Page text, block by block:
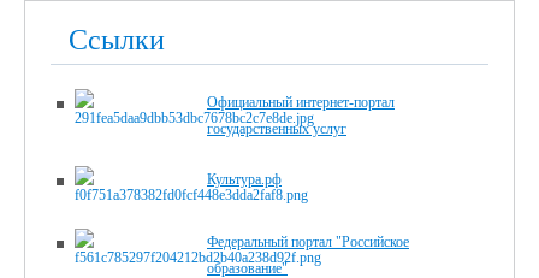
Ссылки
Официальный интернет-портал
государственных услуг
Культура.рф
Федеральный портал "Российское
образование"